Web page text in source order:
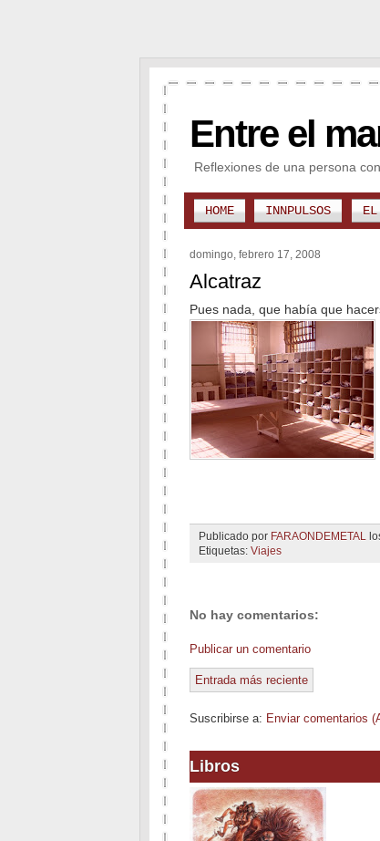
Entre el
Reflexiones de una persona
HOME INNPULSOS EL
domingo, febrero 17, 2008
Alcatraz
Pues nada, que había que
Publicado por FARAONDEMETAL
Etiquetas: Viajes
No hay comentarios:
Publicar un comentario
Entrada más reciente
Suscribirse a: Enviar comentarios
Libros